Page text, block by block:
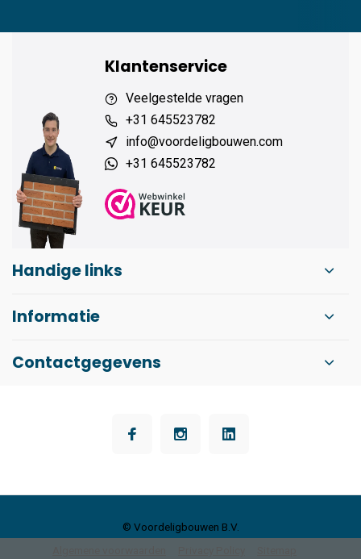
Klantenservice
Veelgestelde vragen
+31 645523782
info@voordeligbouwen.com
+31 645523782
Handige links
Informatie
Contactgegevens
© Voordeligbouwen B.V.